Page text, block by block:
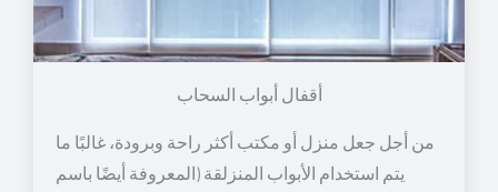
أقفال أبواب السحاب
من أجل جعل منزل أو مكتب أكثر راحة وبرودة، غالبًا ما
يتم استخدام الأبواب المنزلقة (المعروفة أيضًا باسم